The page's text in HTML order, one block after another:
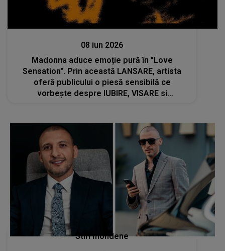
Lansări muzicale
08 iun 2026
Madonna aduce emoție pură în "Love
Sensation". Prin această LANSARE, artista
oferă publicului o piesă sensibilă ce
vorbește despre IUBIRE, VISARE si
Stiri mondene